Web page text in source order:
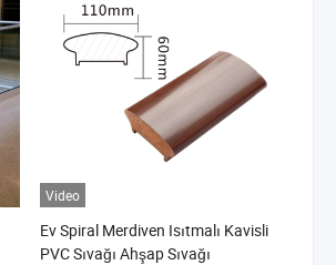
Video
Ev Spiral Merdiven Isıtmalı Kavisli
PVC Sıvağı Ahşap Sıvağı